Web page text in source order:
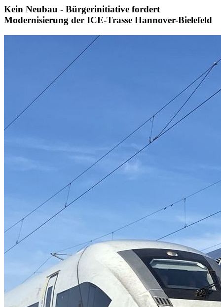
Kein Neubau - Bürgerinitiative fordert
Modernisierung der ICE-Trasse Hannover-Bielefeld